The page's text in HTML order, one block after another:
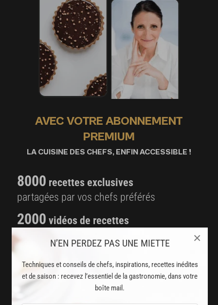
N’EN PERDEZ PAS UNE MIETTE
Techniques et conseils de chefs, inspirations, recettes inédites
et de saison : recevez l’essentiel de la gastronomie, dans votre
boîte mail.
×
AVEC VOTRE ABONNEMENT
PREMIUM
LA CUISINE DES CHEFS, ENFIN ACCESSIBLE !
8000 recettes exclusives
partagées par vos chefs préférés
2000 vidéos de recettes
et techniques de cuisine et pâtisserie
disponibles chaque semaine
Stop pub